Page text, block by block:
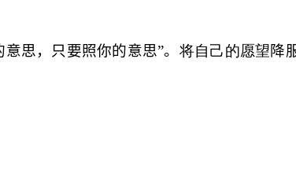
思，只要照你的意思”。 将自己的愿望降